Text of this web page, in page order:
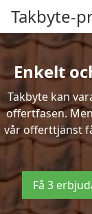
Takbyte-
Enkelt
Takbyte kan
offertfasen.
vår offerttjänst
Få 3